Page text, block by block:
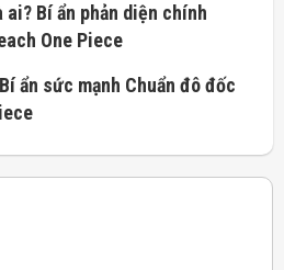
Bí ẩn phản diện chính
One Piece
ẩn sức mạnh Chuẩn đô đốc